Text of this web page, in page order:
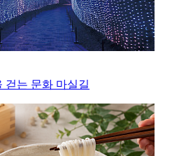
걷는 문화 마실길